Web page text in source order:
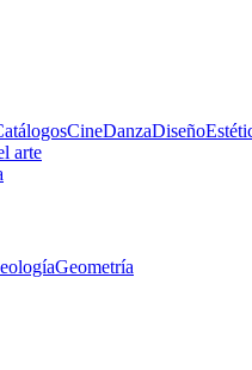
CineDanzaDiseño
arte
Geometría